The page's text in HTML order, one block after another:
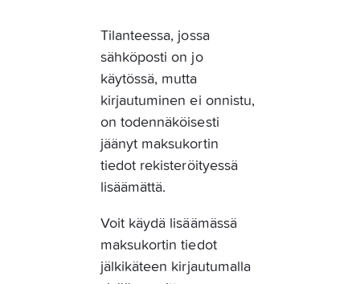
Tilanteessa, jossa
sähköposti on jo
käytössä, mutta
kirjautuminen ei onnistu,
on todennäköisesti
jäänyt maksukortin
tiedot rekisteröityessä
lisäämättä.
Voit käydä lisäämässä
maksukortin tiedot
jälkikäteen kirjautumalla